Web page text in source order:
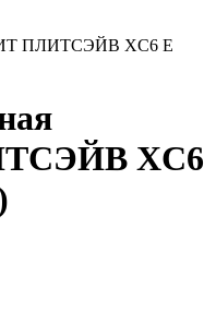
ПЛИТСЭЙВ XC6 E
XC6